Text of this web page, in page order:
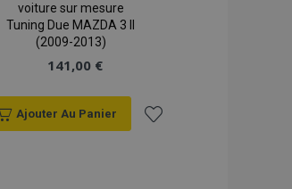
voiture sur mesure
Tuning Due MAZDA 3 II
(2009-2013)
141,00 €
Ajouter Au Panier